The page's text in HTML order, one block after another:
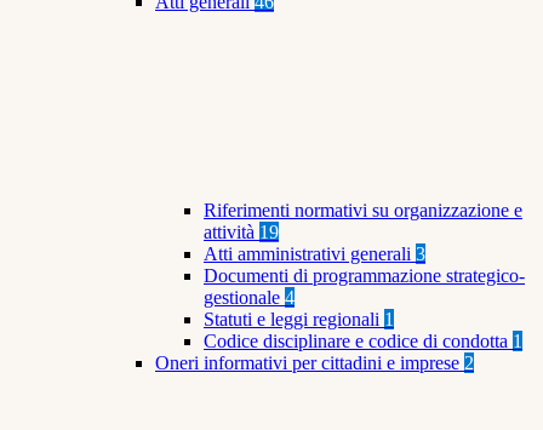
Riferimenti normativi su organizzazione e
attività 19
Atti amministrativi generali 3
Documenti di programmazione strategico-
gestionale 4
Statuti e leggi regionali 1
Codice disciplinare e codice di condotta 1
Oneri informativi per cittadini e imprese 2